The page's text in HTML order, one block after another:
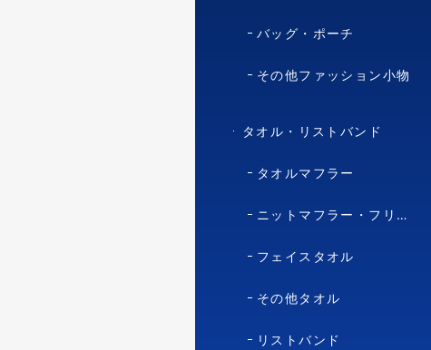
バッグ・ポーチ
その他ファッション小物
タオル・リストバンド
タオルマフラー
ニットマフラー・フリースマフラー
フェイスタオル
その他タオル
リストバンド